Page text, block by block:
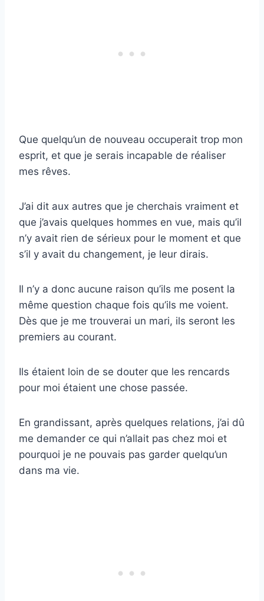
Que quelqu’un de nouveau occuperait trop mon
esprit, et que je serais incapable de réaliser
mes rêves.
J’ai dit aux autres que je cherchais vraiment et
que j’avais quelques hommes en vue, mais qu’il
n’y avait rien de sérieux pour le moment et que
s’il y avait du changement, je leur dirais.
Il n’y a donc aucune raison qu’ils me posent la
même question chaque fois qu’ils me voient.
Dès que je me trouverai un mari, ils seront les
premiers au courant.
Ils étaient loin de se douter que les rencards
pour moi étaient une chose passée.
En grandissant, après quelques relations, j’ai dû
me demander ce qui n’allait pas chez moi et
pourquoi je ne pouvais pas garder quelqu’un
dans ma vie.